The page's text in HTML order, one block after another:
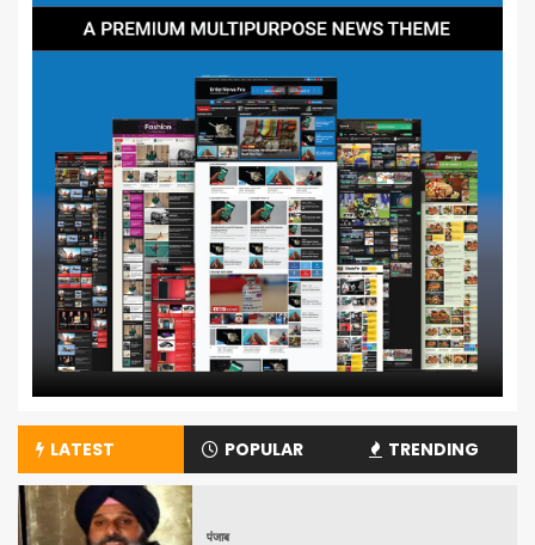
LATEST POPULAR TRENDING
पंजाब